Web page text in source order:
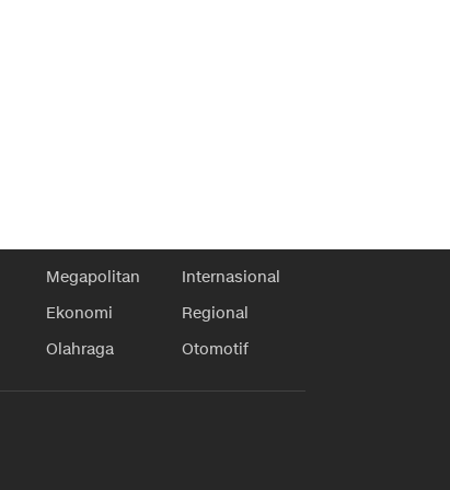
Megapolitan
Internasional
Ekonomi
Regional
Olahraga Otomotif